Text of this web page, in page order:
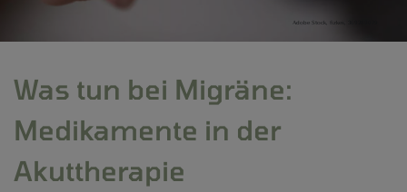
Adobe Stock, fizkes, 369289079
Was tun bei Migräne:
Medikamente in der
Akuttherapie